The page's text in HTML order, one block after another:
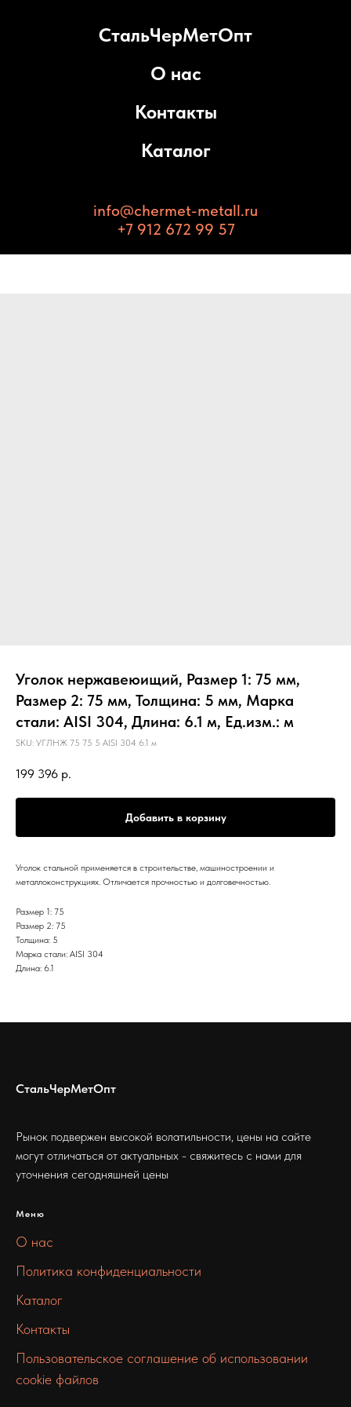
СтальЧерМетОпт
О нас
Контакты
Каталог
info@chermet-metall.ru
+7 912 672 99 57
Уголок нержавеюищий, Размер 1: 75 мм,
Размер 2: 75 мм, Толщина: 5 мм, Марка
стали: AISI 304, Длина: 6.1 м, Ед.изм.: м
SKU: УГЛНЖ 75 75 5 AISI 304 6.1 м
199 396 р.
Добавить в корзину
Уголок стальной применяется в строительстве, машиностроении и
металлоконструкциях. Отличается прочностью и долговечностью.
Размер 1: 75
Размер 2: 75
Толщина: 5
Марка стали: AISI 304
Длина: 6.1
СтальЧерМетОпт
Рынок подвержен высокой волатильности, цены на сайте
могут отличаться от актуальных - свяжитесь с нами для
уточнения сегодняшней цены
Меню
О нас
Политика конфиденциальности
Каталог
Контакты
Пользовательское соглашение об использовании
cookie файлов